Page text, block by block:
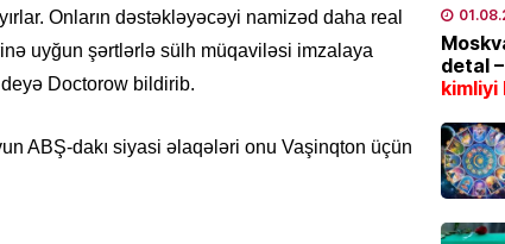
Onların dəstəkləyəcəyi namizəd daha real
uyğun şərtlərlə sülh müqaviləsi imzalaya
Doctorow bildirib.
ABŞ-dakı siyasi əlaqələri onu Vaşinqton üçün
İDMAN
SƏHIYYƏ
detal –
kimliyi